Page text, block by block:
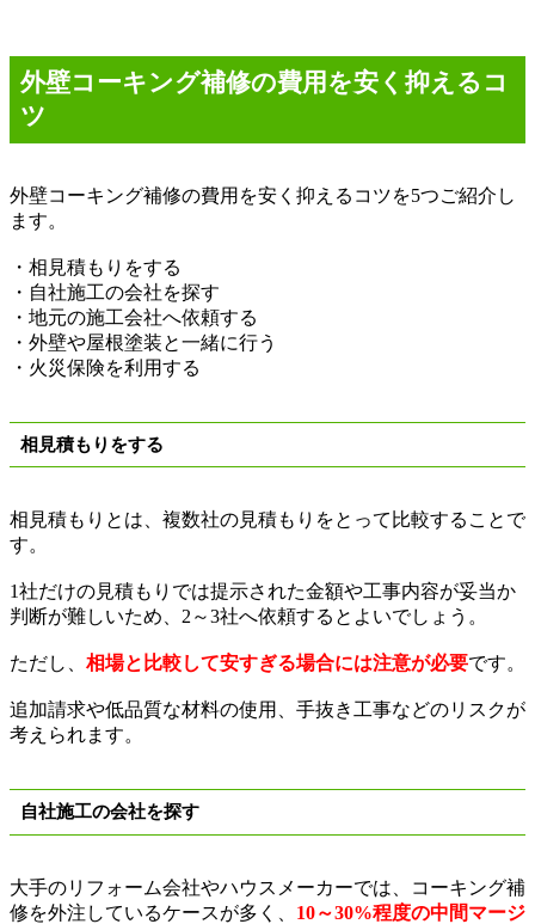
外壁コーキング補修の費用を安く抑えるコ
ツ
外壁コーキング補修の費用を安く抑えるコツを5つご紹介し
ます。
・相見積もりをする
・自社施工の会社を探す
・地元の施工会社へ依頼する
・外壁や屋根塗装と一緒に行う
・火災保険を利用する
相見積もりをする
相見積もりとは、複数社の見積もりをとって比較することで
す。
1社だけの見積もりでは提示された金額や工事内容が妥当か
判断が難しいため、 2 ～3社へ依頼するとよいでしょう。
ただし、 相場と比較して安すぎる場合には注意が必要です。
追加請求や低品質な材料の使用、手抜き工事などのリスクが
考えられます。
自社施工の会社を探す
大手のリフォーム会社やハウスメーカーでは、コーキング補
修を外注しているケースが多く、 10～30%程度の中間マージ